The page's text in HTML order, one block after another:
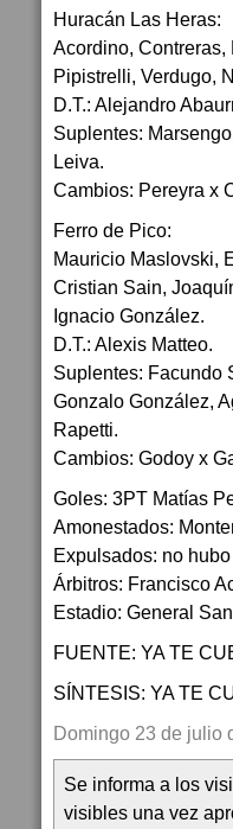
Huracán Las Heras:
Acordino, Contreras,
Pipistrelli, Verdugo,
D.T.: Alejandro
Suplentes:
Leiva.
Cambios: Pereyra x
Ferro de Pico:
Mauricio Maslovski,
Cristian Sain,
Ignacio González.
D.T.: Alexis Matteo.
Suplentes: Facundo
Gonzalo González,
Rapetti.
Cambios: Godoy x
Goles: 3PT Matías
Amonestados:
Expulsados: no hubo
Árbitros: Francisco
Estadio: General
FUENTE: YA TE
SÍNTESIS: YA TE
Domingo 23 de julio
Se informa a los
visibles una vez